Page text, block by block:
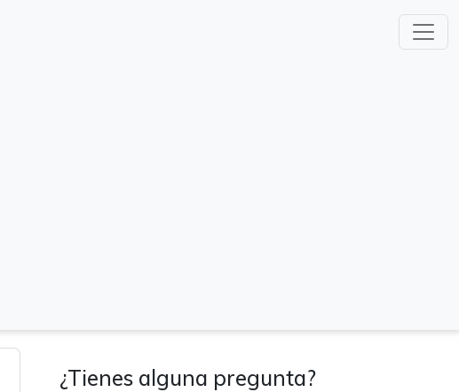
¿Tienes alguna pregunta?